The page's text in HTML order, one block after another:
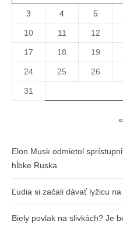
3 4 5
10 11 12
17 18 19
24 25 26
31
Elon Musk odmietol
hĺbke Ruska
Ľudia si začali dávať lyžicu
Biely povlak na slivkách? Je